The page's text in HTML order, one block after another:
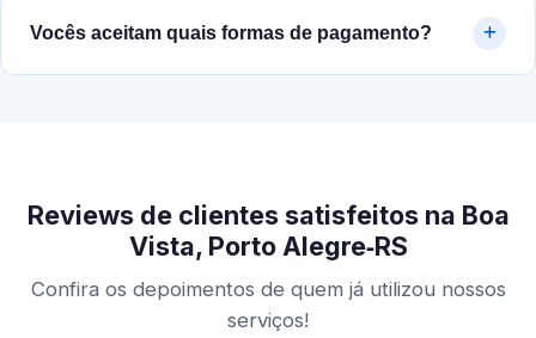
Vocês aceitam quais formas de pagamento?
Reviews de clientes satisfeitos na Boa
Vista, Porto Alegre‑RS
Confira os depoimentos de quem já utilizou nossos
serviços!